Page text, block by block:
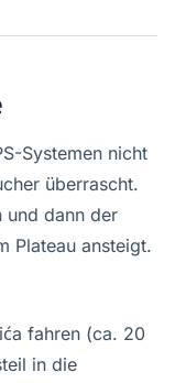
Systemen nicht
überrascht.
und dann der
Plateau ansteigt.
fahren (ca. 20
in die